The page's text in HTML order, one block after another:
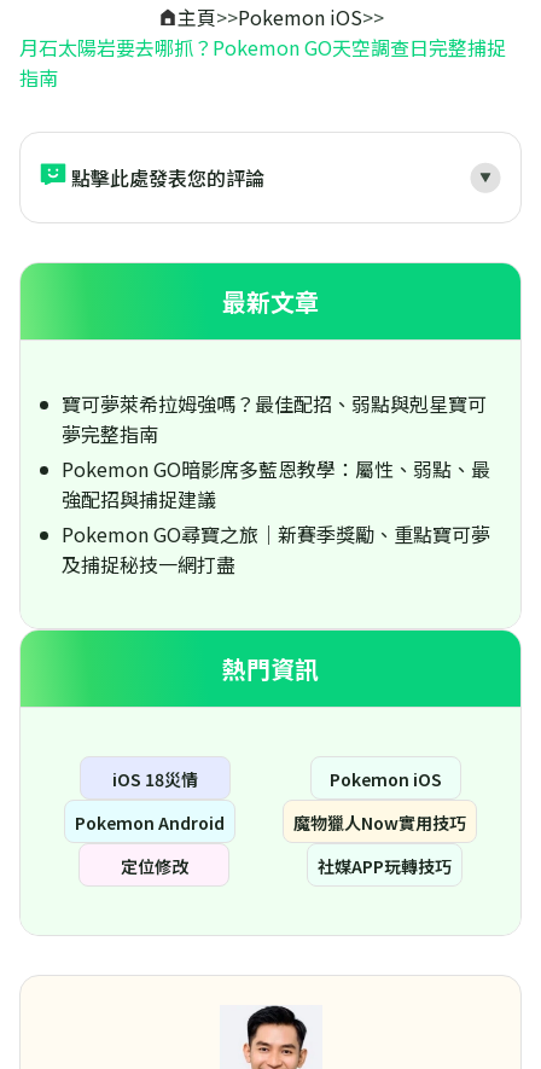
主頁>>Pokemon iOS>>
月石太陽岩要去哪抓？Pokemon GO天空調查日完整捕捉
指南
點擊此處發表您的評論
最新文章
寶可夢萊希拉姆強嗎？最佳配招、弱點與剋星寶可
夢完整指南
Pokemon GO暗影席多藍恩教學：屬性、弱點、最
強配招與捕捉建議
Pokemon GO尋寶之旅｜新賽季獎勵、重點寶可夢
及捕捉秘技一網打盡
熱門資訊
iOS 18災情
Pokemon iOS
Pokemon Android
魔物獵人Now實用技巧
定位修改
社媒APP玩轉技巧